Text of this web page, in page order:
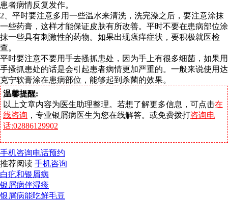
患者病情反复发作。
2、平时要注意多用一些温水来清洗，洗完澡之后，要注意涂抹
一些药膏，这样才能保证皮肤有所改善。平时不要在患病部位涂
抹一些具有刺激性的药物。如果出现瘙痒症状，要积极就医检
查。
平时要注意不要用手去搔抓患处，因为手上有很多细菌，如果用
手搔抓患处的话是会引起患者病情更加严重的。一般来说使用达
克宁软膏涂在患病部位，能够起到杀菌的效果。
温馨提醒:
以上文章内容为医生助理整理。若想了解更多信息，可点击在
线咨询 ，专业银屑病医生为您在线解答。或免费拨打咨询电
话:02886129902
手机咨询电话预约
推荐阅读 手机咨询
白疕和银屑病
银屑病伴湿疹
银屑病能吃鲜毛豆